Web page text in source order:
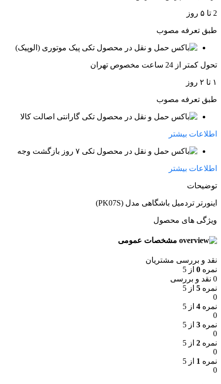
2 تا ۵ روز
طبق تعرفه مصوب
پیک موتوری (الوپیک)
تحول کمتر از 24 ساعت مخصوص تهران
۱ تا ۲ روز
طبق تعرفه مصوب
گارانتی اصالت کالا
اطلاعات بیشتر
۷ روز بازگشت وجه
اطلاعات بیشتر
توضیحات
اینورتر تردمیل باشگاهی مدل (PK07S)
ویژگی های محصول
مشخصات عمومی
نقد و بررسی مشتریان
نمره 0 از 5
0 نقد و بررسی
نمره 5 از 5
0
نمره 4 از 5
0
نمره 3 از 5
0
نمره 2 از 5
0
نمره 1 از 5
0